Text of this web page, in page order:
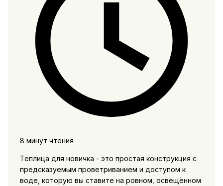
8 минут чтения
Теплица для новичка - это простая конструкция с
предсказуемым проветриванием и доступом к
воде, которую вы ставите на ровном, освещённом